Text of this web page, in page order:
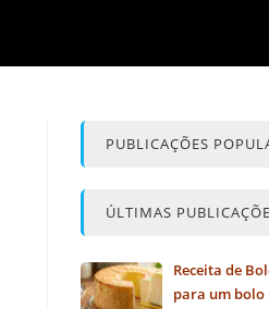
PUBLICAÇÕES
ÚLTIMAS
Receita de
para um bolo